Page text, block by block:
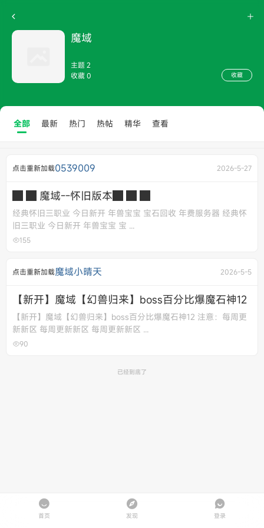
魔域
主题 2
收藏 0
收藏
全部 最新 热门 热帖 精华 查看
点击重新加载0539009 2026-5-27
█ █ 魔域--怀旧版本█ █ █
经典怀旧三职业 今日新开 年兽宝宝 宝石回收 年费服务器 经典怀
旧三职业 今日新开 年兽宝宝 宝 ...
155
点击重新加载魔域小晴天 2026-5-5
【新开】魔域【幻兽归来】boss百分比爆魔石神12
【新开】魔域【幻兽归来】boss百分比爆魔石神12 注意：每周更
新新区 每周更新新区 每周更新新区 ...
90
已经到底了
首页 发现 登录